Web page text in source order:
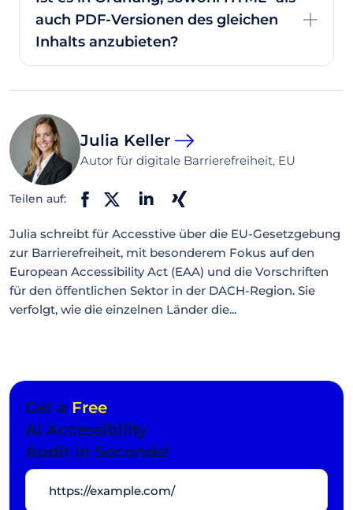
auch PDF-Versionen des gleichen
Inhalts anzubieten?
Julia Keller
Autor für digitale Barrierefreiheit, EU
Teilen auf:
Julia schreibt für Accesstive über die EU-Gesetzgebung
zur Barrierefreiheit, mit besonderem Fokus auf den
European Accessibility Act (EAA) und die Vorschriften
für den öffentlichen Sektor in der DACH-Region. Sie
verfolgt, wie die einzelnen Länder die...
Get a Free
AI Accessibility
Audit in Seconds!